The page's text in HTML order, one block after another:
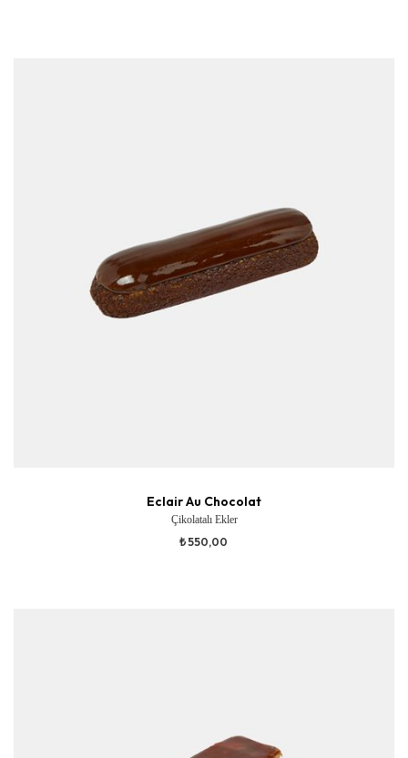
Eclair Au Chocolat
Çikolatalı Ekler
₺ 550,00